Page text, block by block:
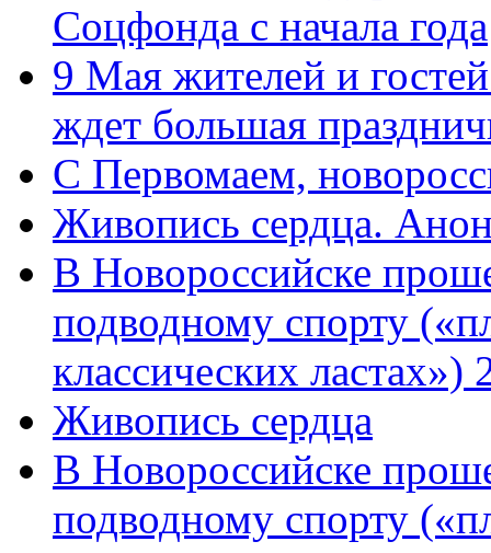
Соцфонда с начала года
9 Мая жителей и
ждет большая
C Первомаем,
Живопись сердца.
В Новороссийске
подводному спорту
классических
Живопись сердца
В Новороссийске
подводному спорту